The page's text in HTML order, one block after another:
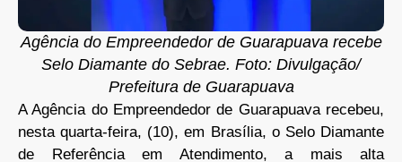
Agência do Empreendedor de Guarapuava recebe
Selo Diamante do Sebrae. Foto: Divulgação/
Prefeitura de Guarapuava
A Agência do Empreendedor de Guarapuava recebeu,
nesta quarta-feira, (10), em Brasília, o Selo Diamante
de Referência em Atendimento, a mais alta